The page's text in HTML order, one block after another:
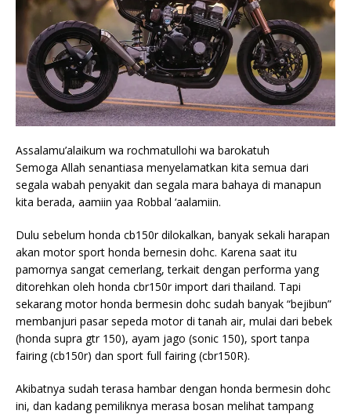
Assalamu’alaikum wa rochmatullohi wa barokatuh
Semoga Allah senantiasa menyelamatkan kita semua dari
segala wabah penyakit dan segala mara bahaya di manapun
kita berada, aamiin yaa Robbal ‘aalamiin.
Dulu sebelum honda cb150r dilokalkan, banyak sekali harapan
akan motor sport honda bernesin dohc. Karena saat itu
pamornya sangat cemerlang, terkait dengan performa yang
ditorehkan oleh honda cbr150r import dari thailand. Tapi
sekarang motor honda bermesin dohc sudah banyak “bejibun”
membanjuri pasar sepeda motor di tanah air, mulai dari bebek
(honda supra gtr 150), ayam jago (sonic 150), sport tanpa
fairing (cb150r) dan sport full fairing (cbr150R).
Akibatnya sudah terasa hambar dengan honda bermesin dohc
ini, dan kadang pemiliknya merasa bosan melihat tampang